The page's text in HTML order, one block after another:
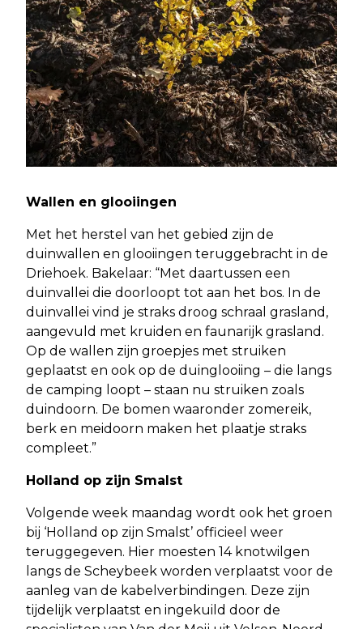
Wallen en glooiingen
Met het herstel van het gebied zijn de
duinwallen en glooiingen teruggebracht in de
Driehoek. Bakelaar: “Met daartussen een
duinvallei die doorloopt tot aan het bos. In de
duinvallei vind je straks droog schraal grasland,
aangevuld met kruiden en faunarijk grasland.
Op de wallen zijn groepjes met struiken
geplaatst en ook op de duinglooiing – die langs
de camping loopt – staan nu struiken zoals
duindoorn. De bomen waaronder zomereik,
berk en meidoorn maken het plaatje straks
compleet.”
Holland op zijn Smalst
Volgende week maandag wordt ook het groen
bij ‘Holland op zijn Smalst’ officieel weer
teruggegeven. Hier moesten 14 knotwilgen
langs de Scheybeek worden verplaatst voor de
aanleg van de kabelverbindingen. Deze zijn
tijdelijk verplaatst en ingekuild door de